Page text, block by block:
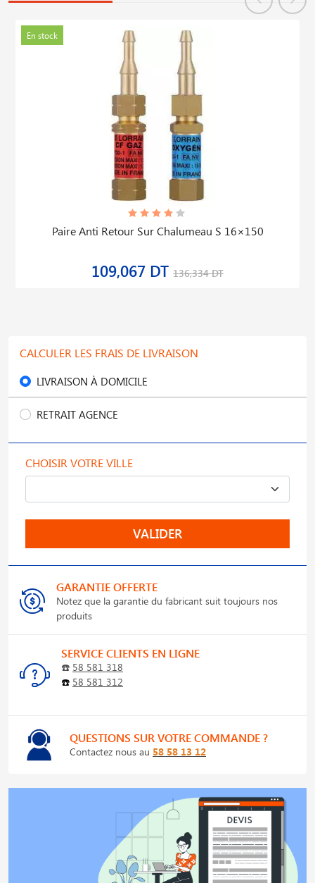
En stock
Paire Anti Retour Sur Chalumeau S 16×150
109,067 DT 136,334 DT
CALCULER LES FRAIS DE LIVRAISON
LIVRAISON À DOMICILE
RETRAIT AGENCE
CHOISIR VOTRE VILLE
VALIDER
GARANTIE OFFERTE
Notez que la garantie du fabricant suit toujours nos
produits
SERVICE CLIENTS EN LIGNE
☎️ 58 581 318
☎️ 58 581 312
QUESTIONS SUR VOTRE COMMANDE ?
Contactez nous au 58 58 13 12